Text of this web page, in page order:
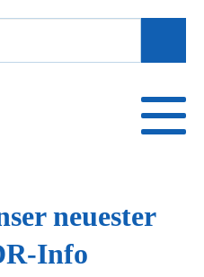
neuester
Info